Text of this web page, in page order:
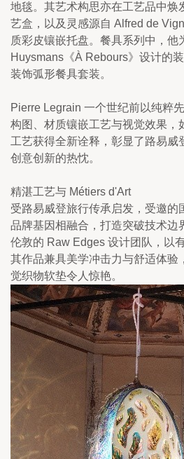
地毯。其艺术构思亦在工艺品中焕
艺盒，以及灵感源自 Alfred de
质彩皮镶嵌托盘。餐具系列中，他
Huysmans《À Rebours》设计的
装饰弧形餐具套装。
Pierre Legrain 一个世纪前以纯粹
构图、材质镶嵌工艺与视觉效果，
工艺获得全新诠释，彰显了路易威
创意创新的热忱。
精湛工艺与 Métiers d'Art
受路易威登旅行传承启发，受邀的
品牌基因相融合，打造突破技术边
伦敦的 Raw Edges 设计团队，以
其作品兼具美学冲击力与舒适体验
觉织物软垫令人惊艳。